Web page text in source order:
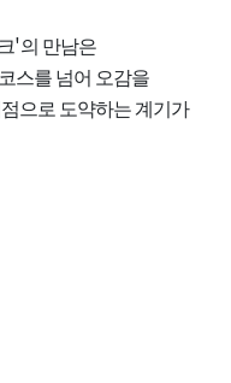
'의 만남은
스를 넘어 오감을
으로 도약하는 계기가